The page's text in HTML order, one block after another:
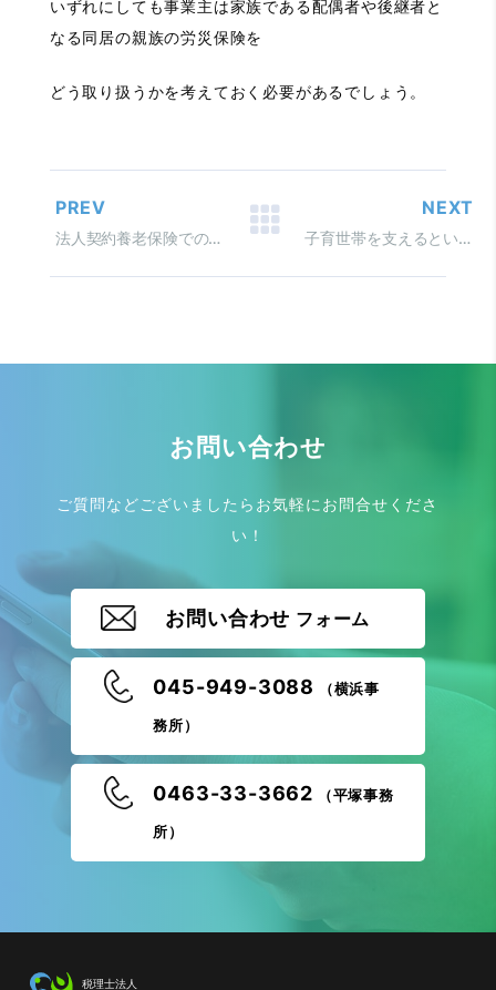
いずれにしても事業主は家族である配偶者や後継者と
なる同居の親族の労災保険を
どう取り扱うかを考えておく必要があるでしょう。
PREV
法人契約養老保険での争いが決着 控除できる保険料は本人負担のみ
NEXT
子育世帯を支えるという理念
お問い合わせ
ご質問などございましたらお気軽にお問合せくださ
い！
お問い合わせ フォーム
045-949-3088 （横浜事
務所）
0463-33-3662 （平塚事務
所）